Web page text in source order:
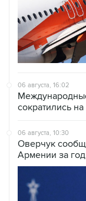
06 августа, 16:02
сократились на
06 августа, 10:30
Оверчук
Армении за